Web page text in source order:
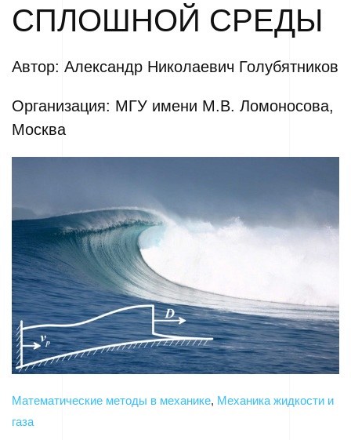
СПЛОШНОЙ СРЕДЫ
Автор: Александр Николаевич Голубятников
Организация: МГУ имени М.В. Ломоносова,
Москва
Математические методы в механике, Механика жидкости и
газа